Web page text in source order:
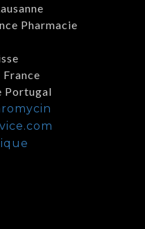
Pharmacie
France
Portugal